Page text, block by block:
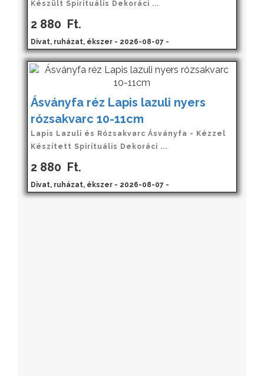
Készült Spirituális Dekoráci ...
2 880 Ft.
Divat, ruházat, ékszer - 2026-08-07 -
Ásványfa réz Lapis lazuli nyers
rózsakvarc 10-11cm
Lapis Lazuli és Rózsakvarc Ásványfa - Kézzel
Készített Spirituális Dekoráci ...
2 880 Ft.
Divat, ruházat, ékszer - 2026-08-07 -